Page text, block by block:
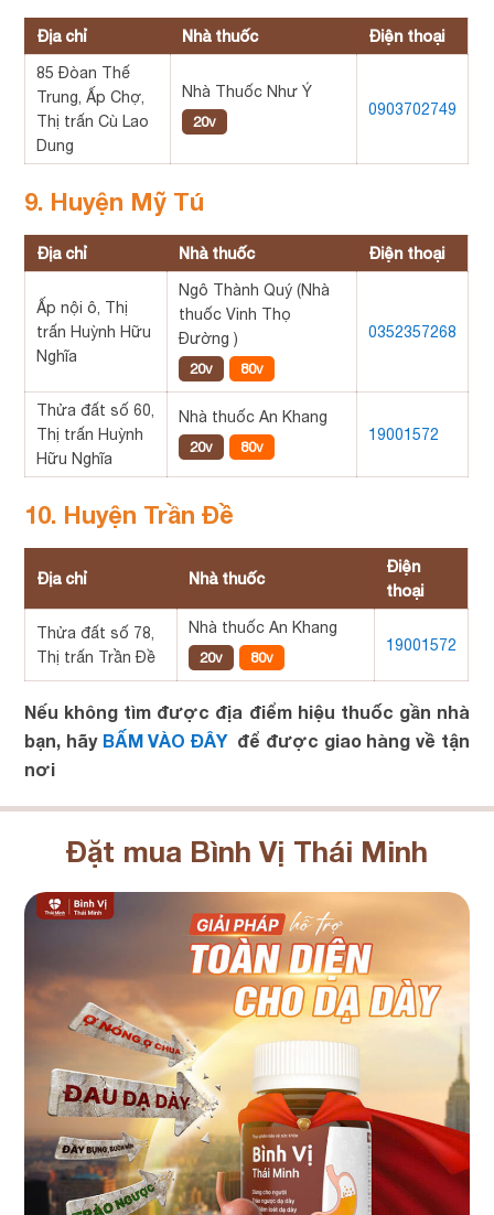
Địa chỉ Nhà thuốc Điện thoại
85 Đòan Thế
Trung, Ấp Chợ,
Thị trấn Cù Lao
Dung
Nhà Thuốc Như Ý
20v
0903702749
9. Huyện Mỹ Tú
Địa chỉ Nhà thuốc Điện thoại
Ấp nội ô, Thị
trấn Huỳnh Hữu
Nghĩa
Ngô Thành Quý (Nhà
thuốc Vinh Thọ
Đường )
20v 80v
0352357268
Thửa đất số 60,
Thị trấn Huỳnh
Hữu Nghĩa
Nhà thuốc An Khang
20v 80v
19001572
10. Huyện Trần Đề
Địa chỉ Nhà thuốc
Điện
thoại
Thửa đất số 78,
Thị trấn Trần Đề
Nhà thuốc An Khang
20v 80v
19001572
Nếu không tìm được địa điểm hiệu thuốc gần nhà
bạn, hãy BẤM VÀO ĐÂYđể được giao hàng về tận
nơi
Đặt mua Bình Vị Thái Minh